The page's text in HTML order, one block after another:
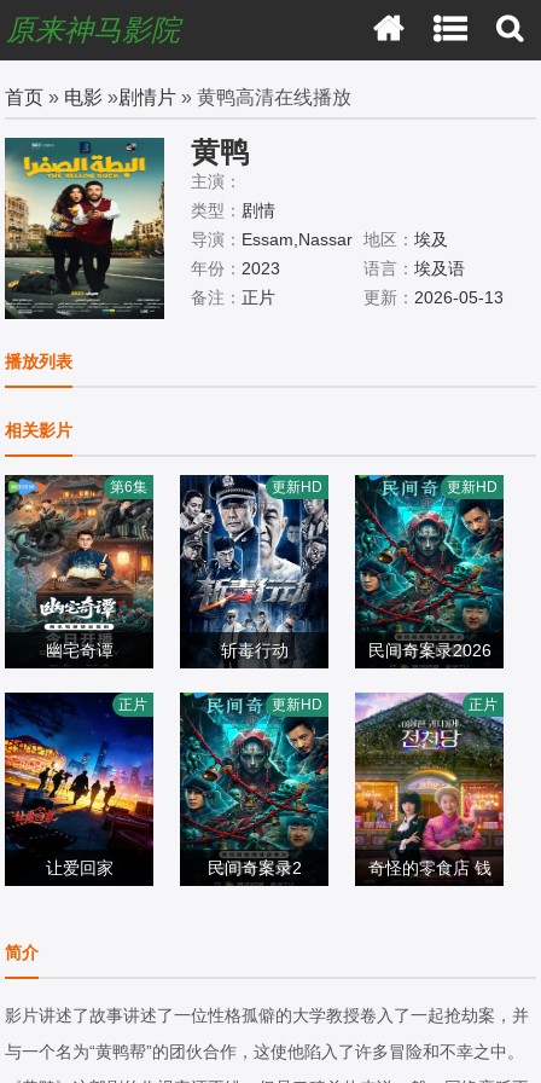
原来神马影院
首页 » 电影 »剧情片 » 黄鸭高清在线播放
黄鸭
主演：
类型： 剧情
导演： Essam,Nassar 地区： 埃及
年份： 2023 语言： 埃及语
备注：正片 更新： 2026-05-13
播放列表
相关影片
幽宅奇谭
昊,宋未央
剧情片
2026/中国大陆
第6集
斩毒行动
镇,张冬,张宁江,姜
超,石兆琪,纪海星,
邵峰,纵昕芸,赵雷
棋,池程,杨恒,左腾
云,姜艺声,张瑞雪,
孙祎彤,董轩妤,王
依宁
剧情片
2026/中国大陆
更新HD
民间奇案录2026
剧情片
2026/中国大陆
更新HD
让爱回家
剧情片
2026/中国大陆
正片
民间奇案录2
2026/中国大陆
更新HD
奇怪的零食店 钱
2026/韩国
正片
简介
影片讲述了故事讲述了一位性格孤僻的大学教授卷入了一起抢劫案，并
与一个名为“黄鸭帮”的团伙合作，这使他陷入了许多冒险和不幸之中。